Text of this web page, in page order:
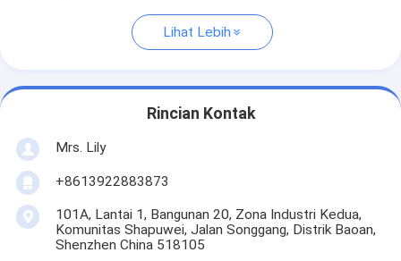
Lihat Lebih
Rincian Kontak
Mrs. Lily
+8613922883873
101A, Lantai 1, Bangunan 20, Zona Industri Kedua,
Komunitas Shapuwei, Jalan Songgang, Distrik Baoan,
Shenzhen China 518105